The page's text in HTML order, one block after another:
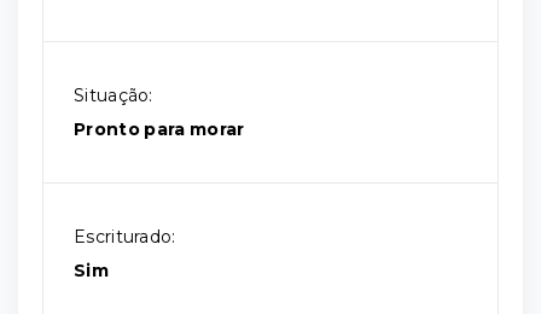
Situação:
Pronto para morar
Escriturado:
Sim